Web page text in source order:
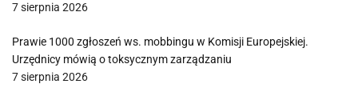
7 sierpnia 2026
Prawie 1000 zgłoszeń ws. mobbingu w Komisji Europejskiej.
Urzędnicy mówią o toksycznym zarządzaniu
7 sierpnia 2026